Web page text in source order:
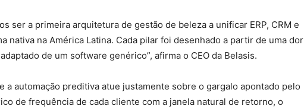
ser a primeira arquitetura de gestão de beleza a unificar ERP, CRM e
nativa na América Latina. Cada pilar foi desenhado a partir de uma dor
de um software genérico”, afirma o CEO da Belasis.
a automação preditiva atue justamente sobre o gargalo apontado pelo
de frequência de cada cliente com a janela natural de retorno, o